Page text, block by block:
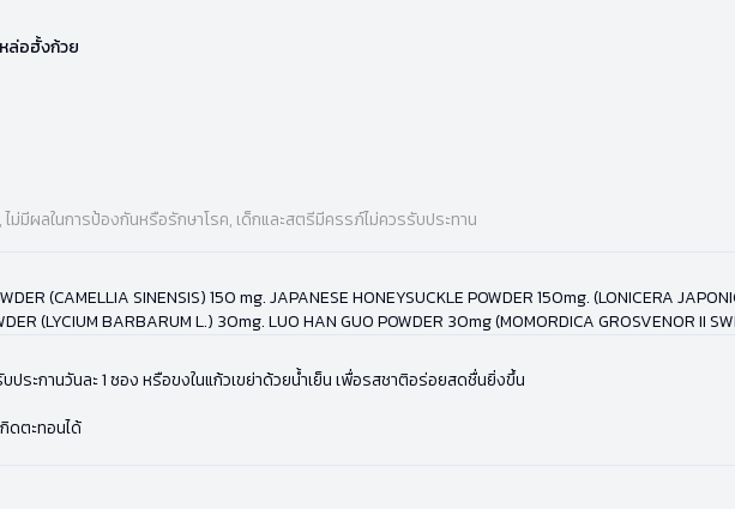
ล่อฮั้งก้วย
ม่มีผลในการป้องกันหรือรักษาโรค, เด็กและสตรีมีครรภ์ไม่ควรรับประทาน
(CAMELLIA SINENSIS) 150 mg. JAPANESE HONEYSUCKLE POWDER 150mg. (LONICERA
(LYCIUM BARBARUM L.) 30mg. LUO HAN GUO POWDER 30mg (MOMORDICA GROSVENOR II
ะกานวันละ 1 ซอง หรือขงในแก้วเขย่าด้วยน้ำเย็น เพื่อรสชาติอร่อยสดชื่นยิ่งขึ้น
ดตะทอนได้